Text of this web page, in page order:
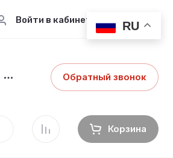
RU
Войти в кабинет
Обратный звонок
Корзина